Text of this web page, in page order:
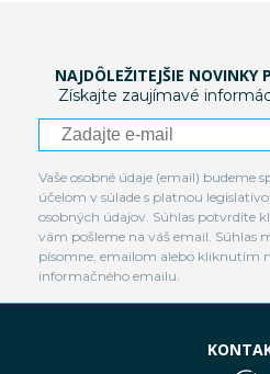
NAJDÔLEŽITEJŠIE
Získajte zaujímavé
Vaše osobné údaje (email) budeme
účelom v súlade s platnou
osobných údajov. Súhlas potvrdíte
vám pošleme na váš email. Súhlas
písomne, emailom alebo kliknutím
informačného emailu.